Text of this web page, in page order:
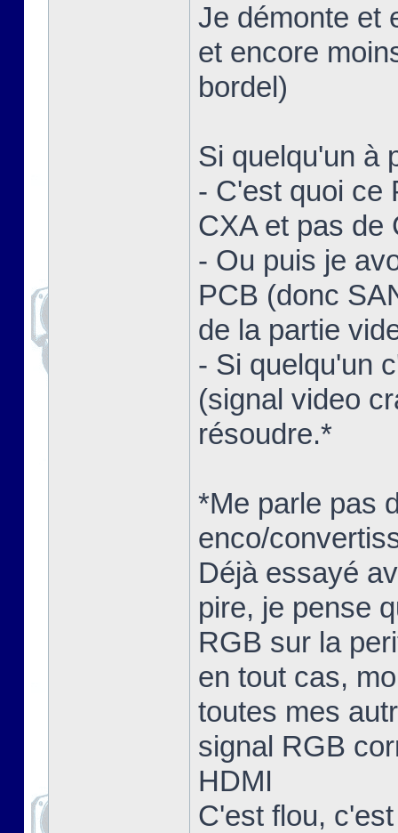
Je démonte et
et encore
bordel)
Si quelqu'un à
- C'est quoi ce
CXA et pas de
- Ou puis je
PCB (donc
de la partie
- Si quelqu'un
(signal video
résoudre.*
*Me parle pas
enco/
Déjà essayé
pire, je pense
RGB sur la
en tout cas,
toutes mes
signal RGB
HDMI
C'est flou,